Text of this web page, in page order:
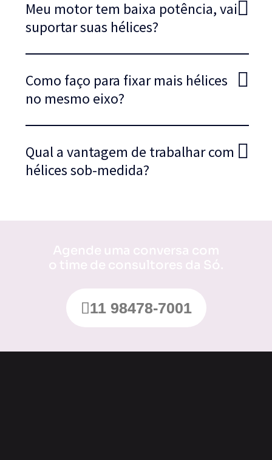
Meu motor tem baixa potência, vai
suportar suas hélices?
Como faço para fixar mais hélices
no mesmo eixo?
Qual a vantagem de trabalhar com
hélices sob-medida?
Agende uma conversa com
o time de consultores da Só.
11 98478-7001